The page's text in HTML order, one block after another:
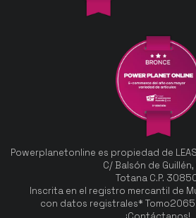
Powerplanetonline es propiedad de
C/ Balsón de Guillén,
Totana C.P.
Inscrita en el registro mercantil de
con datos registrales* Tomo2065